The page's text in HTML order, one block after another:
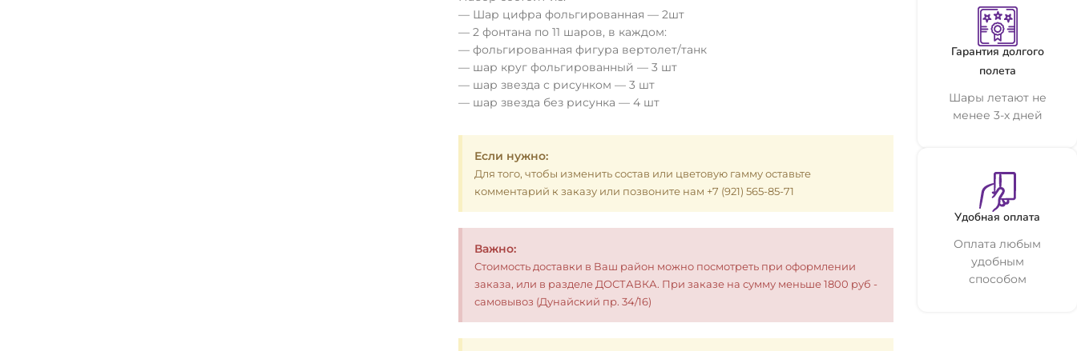
— Шар цифра фольгированная — 2шт
— 2 фонтана по 11 шаров, в каждом:
— фольгированная фигура вертолет/танк
— шар круг фольгированный — 3 шт
— шар звезда с рисунком — 3 шт
— шар звезда без рисунка — 4 шт
Если нужно:
Для того, чтобы изменить состав или цветовую гамму оставьте
комментарий к заказу или позвоните нам +7 (921) 565-85-71
Важно:
Стоимость доставки в Ваш район можно посмотреть при оформлении
заказа, или в разделе ДОСТАВКА. При заказе на сумму меньше 1800 руб -
самовывоз (Дунайский пр. 34/16)
Гарантия долгого
полета
Шары летают не
менее 3-х дней
Удобная оплата
Оплата любым
удобным
способом